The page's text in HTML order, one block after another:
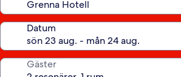
Datum
Gäster